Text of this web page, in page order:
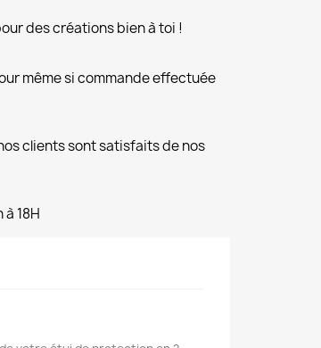
des créations bien à toi !
même si commande effectuée
clients sont satisfaits de nos
18H